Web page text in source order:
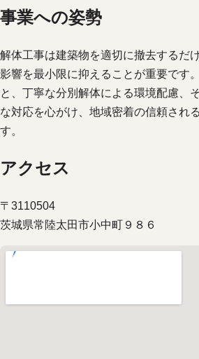
事業への姿勢
解体工事は建築物を適切に撤去するだ
影響を最小限に抑えることが重要です
と、丁寧な分別解体による環境配慮、
な対応を心がけ、地域密着の信頼され
す。
アクセス
〒3110504
茨城県常陸太田市小中町９８６